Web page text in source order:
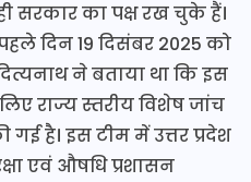
सरकार का पक्ष रख चुके हैं।
दिन 19 दिसंबर 2025 को
ने बताया था कि इस
राज्य स्तरीय विशेष जांच
है। इस टीम में उत्तर प्रदेश
एवं औषधि प्रशासन